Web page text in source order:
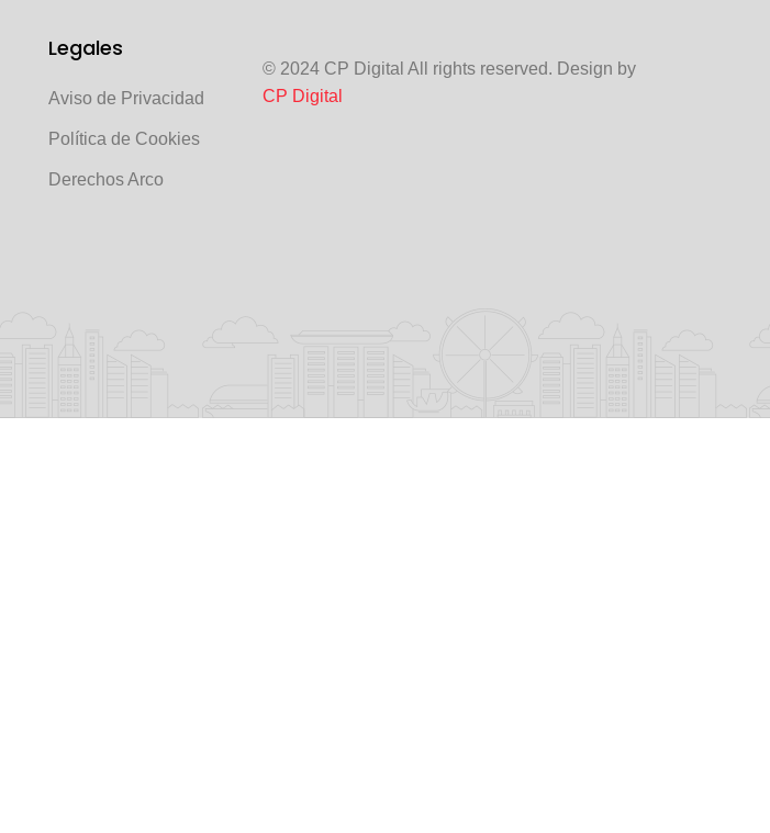
Legales
Aviso de Privacidad
Política de Cookies
Derechos Arco
© 2024 CP Digital All rights reserved. Design by
CP Digital